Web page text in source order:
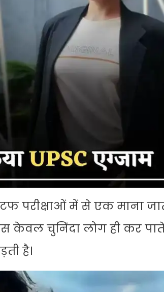
परीक्षाओं में से एक माना
केवल चुनिंदा लोग ही कर पाते
है।